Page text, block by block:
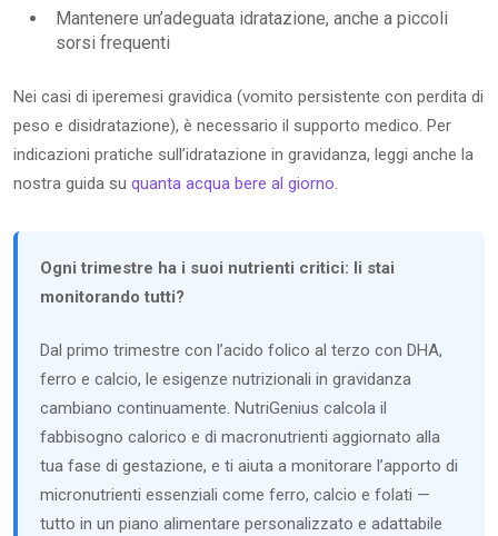
Mantenere un’adeguata idratazione, anche a piccoli
sorsi frequenti
Nei casi di iperemesi gravidica (vomito persistente con perdita di
peso e disidratazione), è necessario il supporto medico. Per
indicazioni pratiche sull’idratazione in gravidanza, leggi anche la
nostra guida su quanta acqua bere al giorno
Ogni trimestre ha i suoi nutrienti critici: li stai
monitorando tutti?
Dal primo trimestre con l’acido folico al terzo con DHA,
ferro e calcio, le esigenze nutrizionali in gravidanza
cambiano continuamente. NutriGenius calcola il
fabbisogno calorico e di macronutrienti aggiornato alla
tua fase di gestazione, e ti aiuta a monitorare l’apporto di
micronutrienti essenziali come ferro, calcio e folati —
tutto in un piano alimentare personalizzato e adattabile